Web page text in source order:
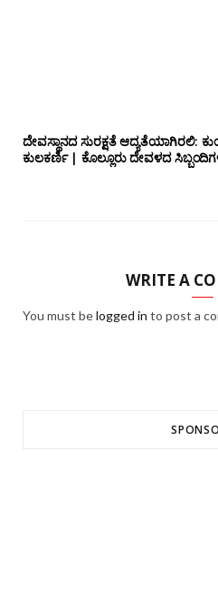
ದೇವಸ್ಥಾನದ ಸುರಕ್ಷತೆ ಆದ್ಯತೆಯಾಗಿರಲಿ:
ಕುಲಕರ್ಣಿ | ಕೊಲ್ಲೂರು ದೇವಳದ
WRITE A
You must belogged in to post a